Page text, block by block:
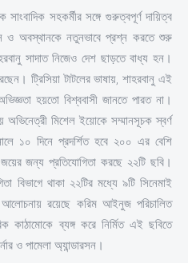
সহকর্মীর সঙ্গে গুরুত্বপূর্ণ দায়িত্ব
ও অবস্থানকে নতুনভাবে প্রশ্ন করতে শুরু
সাদাত নিজেও দেশ ছাড়তে বাধ্য হন।
ট্রিসিয়া টাটলের ভাষায়, শাহরবানু এই
হয়তো বিশ্ববাসী জানতে পারত না।
অভিনেত্রী মিশেল ইয়োকে সম্মানসূচক স্বর্ণ
১০ দিনে প্রদর্শিত হবে ২০০ এর বেশি
জয়ের জন্য প্রতিযোগিতা করছে ২২টি ছবি।
বিভাগে থাকা ২২টির মধ্যে ৯টি সিনেমাই
আলোচনায় রয়েছে করিম আইনুজ পরিচালিত
কাঠামোকে ব্যঙ্গ করে নির্মিত এই ছবিতে
ও পামেলা অ্যান্ডারসন।